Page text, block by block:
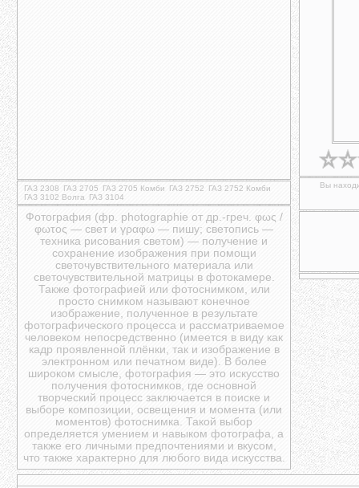
ГАЗ 2308 ГАЗ 2705 ГАЗ 2705 Комби ГАЗ 2752
ГАЗ 2752 Комби
ГАЗ 3102 Волга
ГАЗ 3104
Фотография (фр. photographie от др.-греч. φως /
φωτος — свет и γραφω — пишу; светопись —
техника рисования светом) — получение и
сохранение изображения при помощи
светочувствительного материала или
светочувствительной матрицы в фотокамере.
Также фотографией или фотоснимком, или
просто снимком называют конечное
изображение, полученное в результате
фотографического процесса и рассматриваемое
человеком непосредственно (имеется в виду как
кадр проявленной плёнки, так и изображение в
электронном или печатном виде). В более
широком смысле, фотография — это искусство
получения фотоснимков, где основной
творческий процесс заключается в поиске и
выборе композиции, освещения и момента (или
моментов) фотоснимка. Такой выбор
определяется умением и навыком фотографа, а
также его личными предпочтениями и вкусом,
что также характерно для любого вида искусства.
Вы